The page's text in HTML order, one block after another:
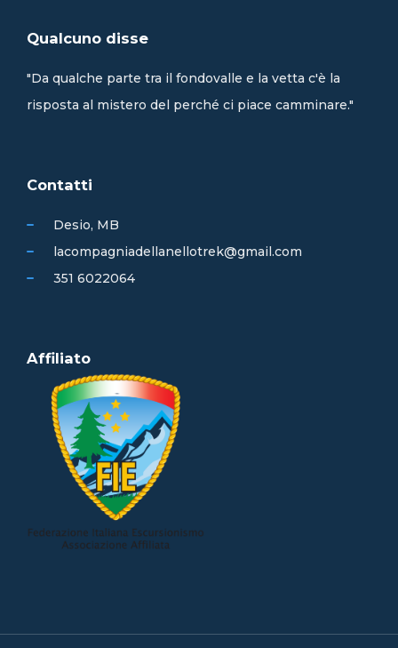
Qualcuno disse
"Da qualche parte tra il fondovalle e la vetta c'è la
risposta al mistero del perché ci piace camminare."
Contatti
Desio, MB
lacompagniadellanellotrek@gmail.com
351 6022064
Affiliato